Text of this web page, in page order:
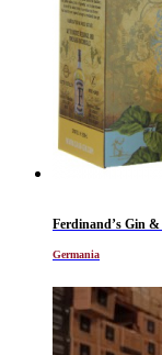
Ferdinand’s Gin &
Germania